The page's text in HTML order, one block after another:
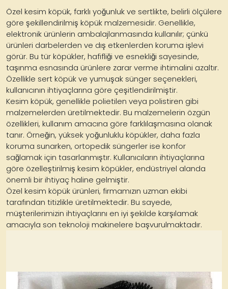
Özel kesim köpük, farklı yoğunluk ve sertlikte, belirli ölçülere
göre şekillendirilmiş köpük malzemesidir. Genellikle,
elektronik ürünlerin ambalajlanmasında kullanılır; çünkü
ürünleri darbelerden ve dış etkenlerden koruma işlevi
görür. Bu tür köpükler, hafifliği ve esnekliği sayesinde,
taşınma esnasında ürünlere zarar verme ihtimalini azaltır.
Özellikle sert köpük ve yumuşak sünger seçenekleri,
kullanıcının ihtiyaçlarına göre çeşitlendirilmiştir.
Kesim köpük, genellikle polietilen veya polistiren gibi
malzemelerden üretilmektedir. Bu malzemelerin özgün
özellikleri, kullanım amacına göre farklılaşmasına olanak
tanır. Örneğin, yüksek yoğunluklu köpükler, daha fazla
koruma sunarken, ortopedik süngerler ise konfor
sağlamak için tasarlanmıştır. Kullanıcıların ihtiyaçlarına
göre özelleştirilmiş kesim köpükler, endüstriyel alanda
önemli bir ihtiyaç haline gelmiştir.
Özel kesim köpük ürünleri, firmamızın uzman ekibi
tarafından titizlikle üretilmektedir. Bu sayede,
müşterilerimizin ihtiyaçlarını en iyi şekilde karşılamak
amacıyla son teknoloji makinelere başvurulmaktadır.